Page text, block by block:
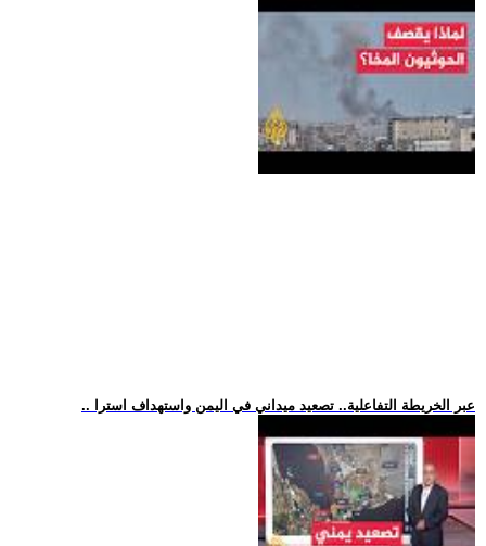
.. عبر الخريطة التفاعلية.. تصعيد ميداني في اليمن واستهداف استرا